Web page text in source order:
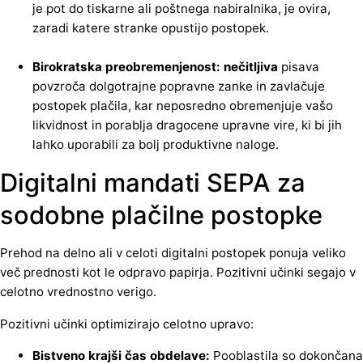
je pot do tiskarne ali poštnega nabiralnika, je ovira,
zaradi katere stranke opustijo postopek.
Birokratska preobremenjenost: nečitljiva pisava
povzroča dolgotrajne popravne zanke in zavlačuje
postopek plačila, kar neposredno obremenjuje vašo
likvidnost in porablja dragocene upravne vire, ki bi jih
lahko uporabili za bolj produktivne naloge.
Digitalni mandati SEPA za
sodobne plačilne postopke
Prehod na delno ali v celoti digitalni postopek ponuja veliko
več prednosti kot le odpravo papirja. Pozitivni učinki segajo v
celotno vrednostno verigo.
Pozitivni učinki optimizirajo celotno upravo:
Bistveno krajši čas obdelave: Pooblastila so dokončana